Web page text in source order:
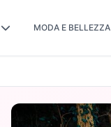
MODA E BELLEZZA